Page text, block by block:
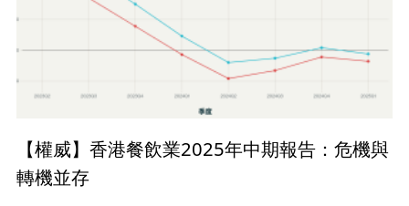
【權威】香港餐飲業2025年中期報告：危機與
轉機並存